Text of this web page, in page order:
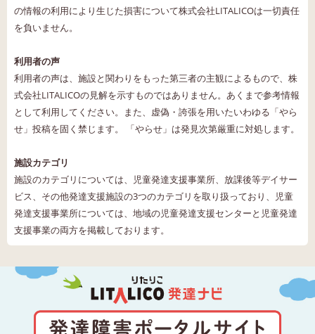
の情報の利用により生じた損害について株式会社LITALICOは一切責任
を負いません。
利用者の声
利用者の声は、施設と関わりをもった第三者の主観によるもので、株
式会社LITALICOの見解を示すものではありません。あくまで参考情報
として利用してください。また、虚偽・誇張を用いたいわゆる「やら
せ」投稿を固く禁じます。 「やらせ」は発見次第厳重に対処します。
施設カテゴリ
施設のカテゴリについては、児童発達支援事業所、放課後等デイサー
ビス、その他発達支援施設の3つのカテゴリを取り扱っており、児童
発達支援事業所については、地域の児童発達支援センターと児童発達
支援事業の両方を掲載しております。